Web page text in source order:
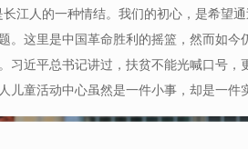
江人的一种情结。我们的初心，是希望通
。这里是中国革命胜利的摇篮，然而如今
习近平总书记讲过，扶贫不能光喊口号，
儿童活动中心虽然是一件小事，却是一件